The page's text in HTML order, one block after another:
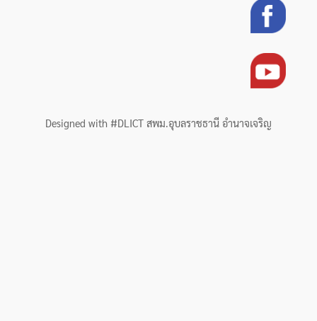
Designed with #DLICT สพม.อุบลราชธานี อำนาจเจริญ